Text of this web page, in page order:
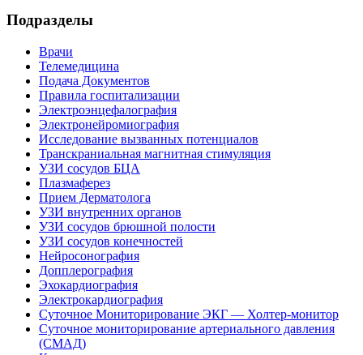
Подразделы
Врачи
Телемедицина
Подача Документов
Правила госпитализации
Электроэнцефалография
Электронейромиография
Исследование вызванных потенциалов
Транскраниальная магнитная стимуляция
УЗИ сосудов БЦА
Плазмаферез
Прием Дерматолога
УЗИ внутренних органов
УЗИ сосудов брюшной полости
УЗИ сосудов конечностей
Нейросонография
Допплерография
Эхокардиография
Электрокардиография
Суточное Мониторирование ЭКГ — Холтер-монитор
Суточное мониторирование артериального давления
(СМАД)